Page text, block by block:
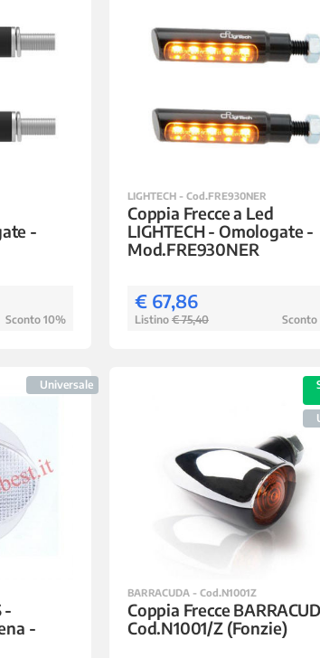
-
Sconto 10%
LIGHTECH - Cod.FRE930NER
Coppia Frecce a Led
LIGHTECH - Omologate -
Mod.FRE930NER
€ 67,86
Listino € 75,40 Sconto
Universale
-
-
BARRACUDA - Cod.N1001Z
Coppia Frecce
Cod.N1001/Z (Fonzie)